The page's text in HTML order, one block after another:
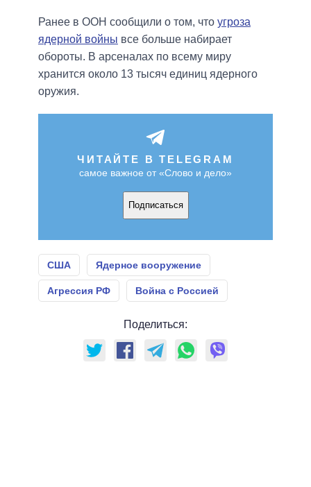
Ранее в ООН сообщили о том, что угроза
ядерной войны все больше набирает
обороты. В арсеналах по всему миру
хранится около 13 тысяч единиц ядерного
оружия.
ЧИТАЙТЕ В TELEGRAM
самое важное от «Слово и дело»
Подписаться
США Ядерное вооружение
Агрессия РФ Война с Россией
Поделиться: